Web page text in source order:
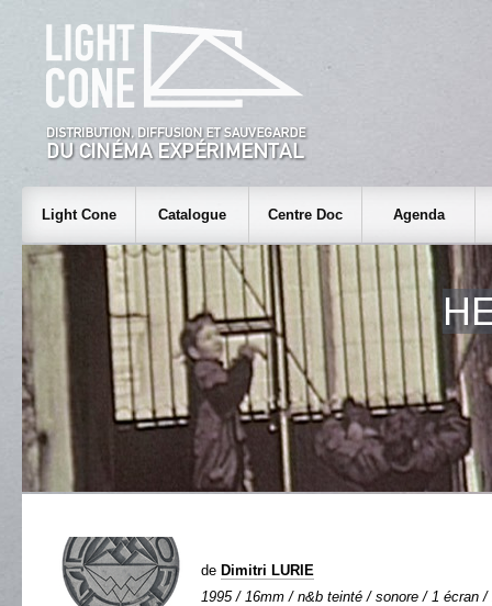
Light Cone Catalogue Centre Doc Agenda
de Dimitri LURIE
1995 / 16mm / n&b teinté / sonore / 1 écran /